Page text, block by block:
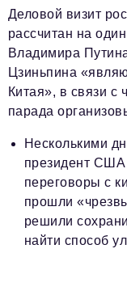
partner@business-
Деловой визит
рассчитан на
Владимира
Цзиньпина
Китая», в связи с
парада
Несколькими
президент США
переговоры с
прошли
решили
найти способ